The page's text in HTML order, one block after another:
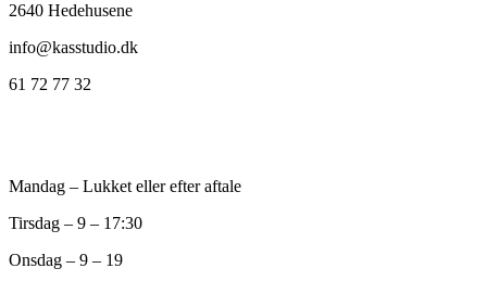
2640 Hedehusene
info@kasstudio.dk
61 72 77 32
Mandag – Lukket eller efter aftale
Tirsdag – 9 – 17:30
Onsdag – 9 – 19